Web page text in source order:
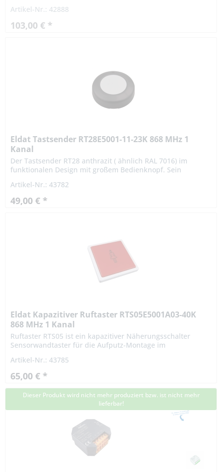
zum automatischen Betreiben von Rollläden
bzw....
Artikel-Nr.: 42888
103,00 € *
Eldat Tastsender RT28E5001-11-23K 868 MHz 1
Kanal
Der Tastsender RT28 anthrazit ( ähnlich RAL 7016) im
funktionalen Design mit großem Bedienknopf. Sein
elektrischen Verbrauchern...
Artikel-Nr.: 43782
49,00 € *
Eldat Kapazitiver Ruftaster RTS05E5001A03-40K
868 MHz 1 Kanal
Ruftaster RTS05 ist ein kapazitiver Näherungsschalter
Sensorwandtaster für die Aufputz-Montage im
ein Funksignal. Er kann...
Artikel-Nr.: 43785
65,00 € *
Dieser Produkt wird nicht mehr produziert bzw. ist nicht mehr
lieferbar!